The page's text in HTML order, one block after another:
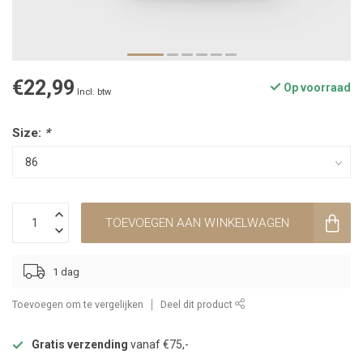
€22,99 Incl. btw Op voorraad
Size: *
TOEVOEGEN AAN WINKELWAGEN
1 dag
Toevoegen om te vergelijken Deel dit product
Gratis verzending vanaf €75,-